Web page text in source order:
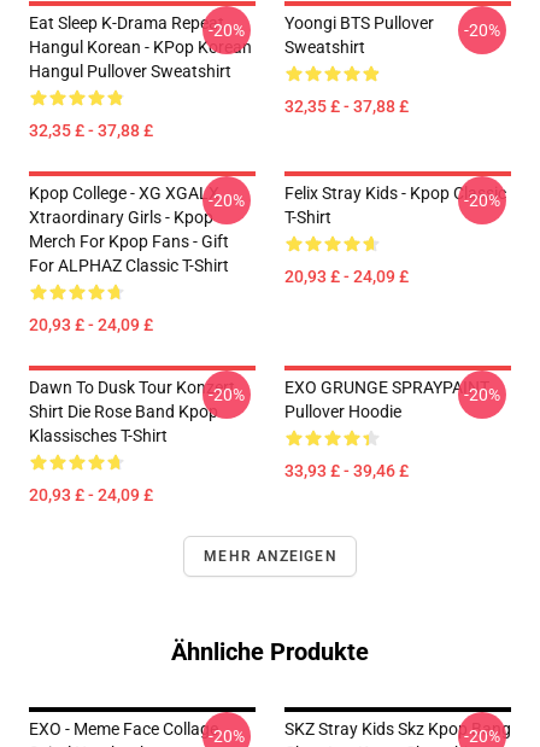
Eat Sleep K-Drama Repeat
Hangul Korean - KPop Korean
Hangul Pullover Sweatshirt
32,35 £ - 37,88 £
-20%
Yoongi BTS Pullover
Sweatshirt
32,35 £ - 37,88 £
-20%
Kpop College - XG XGALX
Xtraordinary Girls - Kpop
Merch For Kpop Fans - Gift
For ALPHAZ Classic T-Shirt
20,93 £ - 24,09 £
-20%
Felix Stray Kids - Kpop Classic
T-Shirt
20,93 £ - 24,09 £
-20%
Dawn To Dusk Tour Konzert
Shirt Die Rose Band Kpop
Klassisches T-Shirt
20,93 £ - 24,09 £
-20%
EXO GRUNGE SPRAYPAINT
Pullover Hoodie
33,93 £ - 39,46 £
-20%
MEHR ANZEIGEN
Ähnliche Produkte
EXO - Meme Face Collage-20%
SKZ Stray Kids Skz Kpop Bang
-20%